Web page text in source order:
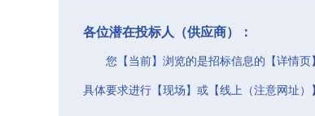
各位潜在投标人（供应商）：
您【当前】浏览的是招标信息的【详情
具体要求进行【现场】或【线上（注意网址）